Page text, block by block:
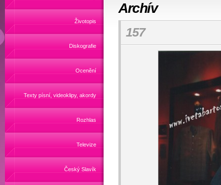
Životopis
Diskografie
Ocenění
Texty písní, videoklipy, akordy
Rozhlas
Televize
Český Slavík
Archív
157